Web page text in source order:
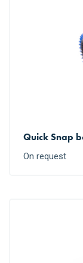
Quick Snap
On request